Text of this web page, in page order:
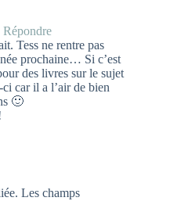
Répondre
Tess ne rentre pas
prochaine… Si c’est
des livres sur le sujet
car il a l’air de bien
🙂
Les champs